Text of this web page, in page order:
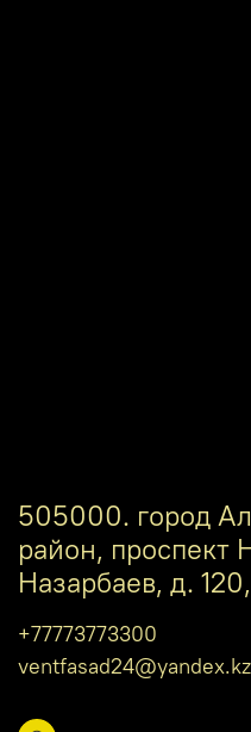
505000. город
район, проспект
Назарбаев, д.
+77773773300
ventfasad24@yandex.kz